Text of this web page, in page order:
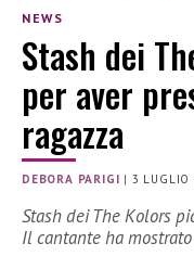
NEWS
Stash dei
per aver
ragazza
DEBORA PARIGI | 3 LUGLIO
Stash dei The Kolors
Il cantante ha